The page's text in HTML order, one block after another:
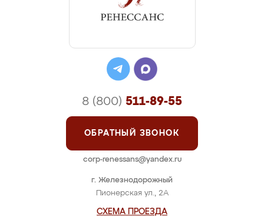
г. Железнодорожный
Пионерская ул., 2А
СХЕМА ПРОЕЗДА
8 (800) 511-89-55
ОБРАТНЫЙ ЗВОНОК
corp-renessans@yandex.ru